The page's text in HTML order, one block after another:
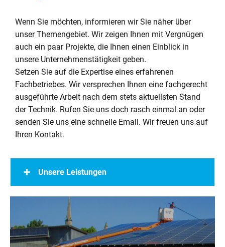
Wenn Sie möchten, informieren wir Sie näher über
unser Themengebiet. Wir zeigen Ihnen mit Vergnügen
auch ein paar Projekte, die Ihnen einen Einblick in
unsere Unternehmenstätigkeit geben.
Setzen Sie auf die Expertise eines erfahrenen
Fachbetriebes. Wir versprechen Ihnen eine fachgerecht
ausgeführte Arbeit nach dem stets aktuellsten Stand
der Technik. Rufen Sie uns doch rasch einmal an oder
senden Sie uns eine schnelle Email. Wir freuen uns auf
Ihren Kontakt.
Unsere Leistungen